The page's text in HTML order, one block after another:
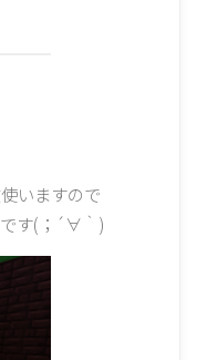
いますので
す(；´∀｀)